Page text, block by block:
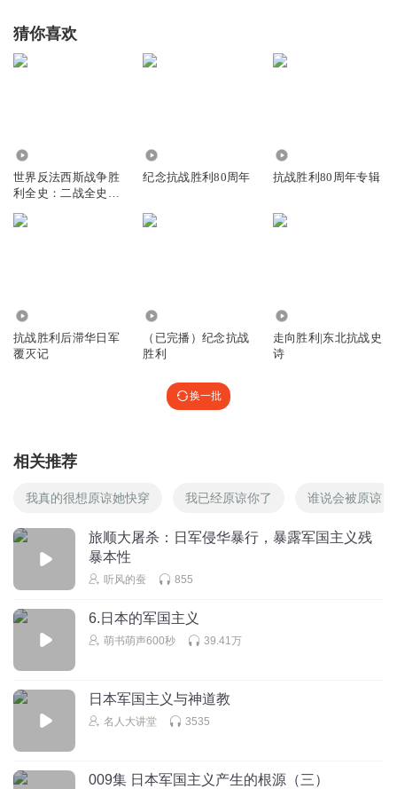
猜你喜欢
世界反法西斯战争胜
利全史：二战全史、
纪念抗战胜利80周年 抗战胜利80周年专辑
抗战胜利后滞华日军
覆灭记
（已完播）纪念抗战
胜利
走向胜利|东北抗战史
诗
换一批
相关推荐
我真的很想原谅她快穿 我已经原谅你了 谁说会被原谅
旅顺大屠杀：日军侵华暴行，暴露军国主义残
暴本性
听风的蚕 855
6.日本的军国主义
萌书萌声600秒 39.41万
日本军国主义与神道教
名人大讲堂 3535
009集 日本军国主义产生的根源（三）